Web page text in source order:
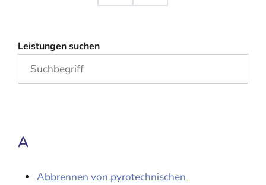
Leistungen suchen
A
Abbrennen von pyrotechnischen